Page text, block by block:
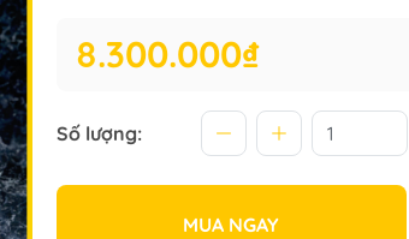
8.300.000₫
Số lượng:
MUA NGAY